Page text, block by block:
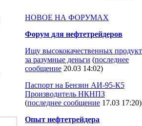
НОВОЕ НА ФОРУМАХ
Форум для нефтетрейдеров
Ищу высококачественных продукт
за разумные деньги (последнее
сообщение 20.03 14:02)
Паспорт на Бензин АИ-95-К5
Производитель НКНПЗ
(последнее сообщение 17.03 17:20)
Опыт нефтетрейдера